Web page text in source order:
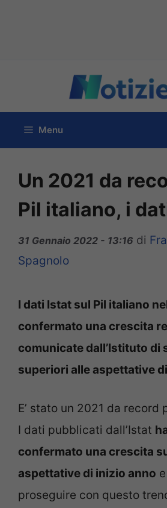
contenuto
Menu
Un 2021 da
Pil italiano, i
31 Gennaio 2022 - 13:16 di
Spagnolo
I dati Istat sul Pil italiano
confermato una crescita
comunicate dall’Istituto di
superiori alle aspettative
E’ stato un 2021 da record
I dati pubblicati dall’Istat
confermato una crescita
aspettative di inizio anno
proseguire con questo